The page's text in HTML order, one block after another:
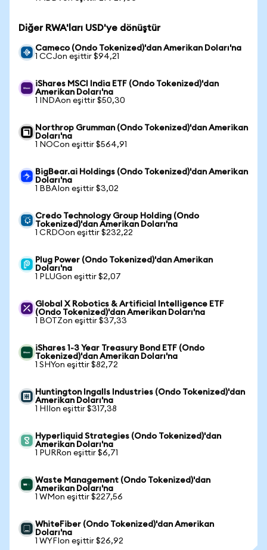
Diğer RWA'ları USD'ye dönüştür
Cameco (Ondo Tokenized)'dan Amerikan Doları'na
1 CCJon eşittir $94,21
iShares MSCI India ETF (Ondo Tokenized)'dan
Amerikan Doları'na
1 INDAon eşittir $50,30
Northrop Grumman (Ondo Tokenized)'dan Amerikan
Doları'na
1 NOCon eşittir $564,91
BigBear.ai Holdings (Ondo Tokenized)'dan Amerikan
Doları'na
1 BBAIon eşittir $3,02
Credo Technology Group Holding (Ondo
Tokenized)'dan Amerikan Doları'na
1 CRDOon eşittir $232,22
Plug Power (Ondo Tokenized)'dan Amerikan
Doları'na
1 PLUGon eşittir $2,07
Global X Robotics & Artificial Intelligence ETF
(Ondo Tokenized)'dan Amerikan Doları'na
1 BOTZon eşittir $37,33
iShares 1-3 Year Treasury Bond ETF (Ondo
Tokenized)'dan Amerikan Doları'na
1 SHYon eşittir $82,72
Huntington Ingalls Industries (Ondo Tokenized)'dan
Amerikan Doları'na
1 HIIon eşittir $317,38
Hyperliquid Strategies (Ondo Tokenized)'dan
Amerikan Doları'na
1 PURRon eşittir $6,71
Waste Management (Ondo Tokenized)'dan
Amerikan Doları'na
1 WMon eşittir $227,56
WhiteFiber (Ondo Tokenized)'dan Amerikan
Doları'na
1 WYFIon eşittir $26,92